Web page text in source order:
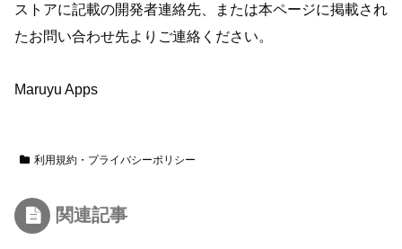
ストアに記載の開発者連絡先、または本ページに掲載され
たお問い合わせ先よりご連絡ください。
Maruyu Apps
利用規約・プライバシーポリシー
関連記事